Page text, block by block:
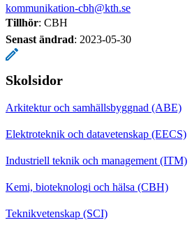
kommunikation-cbh@kth.se
Tillhör: CBH
Senast ändrad: 2023-05-30
Skolsidor
Arkitektur och samhällsbyggnad (ABE)
Elektroteknik och datavetenskap (EECS)
Industriell teknik och management (ITM)
Kemi, bioteknologi och hälsa (CBH)
Teknikvetenskap (SCI)